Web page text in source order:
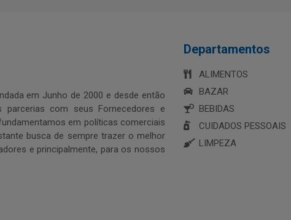
em Junho de 2000 e desde então
parcerias com seus Fornecedores e
em políticas comerciais
busca de sempre trazer o melhor
e principalmente, para os nossos
Departamentos
ALIMENTOS
BAZAR
BEBIDAS
CUIDADOS PESSOAIS
LIMPEZA